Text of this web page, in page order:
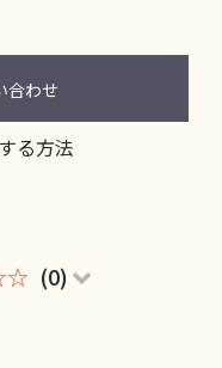
合わせ
る方法
(0)